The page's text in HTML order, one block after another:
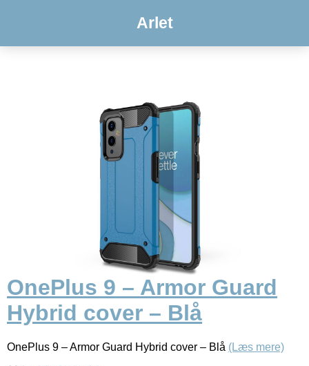
Arlet
OnePlus 9 – Armor Guard
Hybrid cover – Blå
OnePlus 9 – Armor Guard Hybrid cover – Blå (Læs mere)